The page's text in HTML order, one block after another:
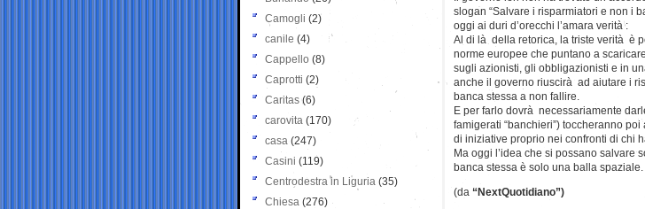
slogan “Salvare i risparmiatori e non i
oggi ai duri d’orecchi l’amara verità :
Al di là della retorica, la triste verità è
norme europee che puntano a
sugli azionisti, gli obbligazionisti e in
anche il governo riuscirà ad aiutare i
banca stessa a non fallire.
E per farlo dovrà necessariamente
famigerati “banchieri”) toccheranno
di iniziative proprio nei confronti di chi
Ma oggi l’idea che si possano salvare
banca stessa è solo una balla spaziale.
(da “NextQuotidiano”)
Camogli (2)
canile (4)
Cappello (8)
Caprotti (2)
Caritas (6)
carovita (170)
casa (247)
Casini (119)
Centrodestra in Liguria (35)
Chiesa (276)